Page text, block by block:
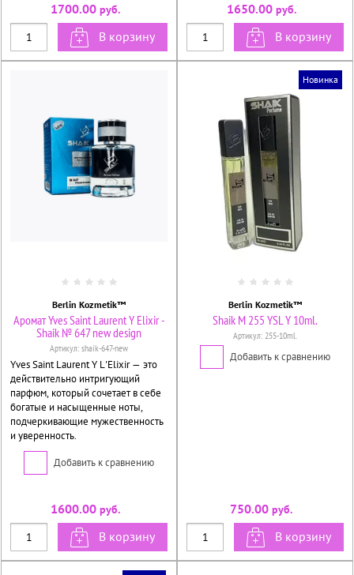
1700.00руб.
В корзину
1650.00руб.
В корзину
Berlin Kozmetik™
Аромат Yves Saint Laurent Y Elixir -
Shaik № 647 new design
Артикул: shaik-647-new
Yves Saint Laurent Y L'Elixir — это
действительно интригующий
парфюм, который сочетает в себе
богатые и насыщенные ноты,
подчеркивающие мужественность
и уверенность.
Добавить к сравнению
1600.00руб.
В корзину
Новинка
Berlin Kozmetik™
Shaik M 255 YSL Y 10ml.
Артикул: 255-10ml.
Добавить к сравнению
750.00 руб.
В корзину